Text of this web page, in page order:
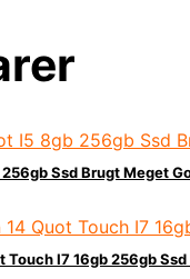
Ssd Brugt Meget
Touch I7 16gb 256gb